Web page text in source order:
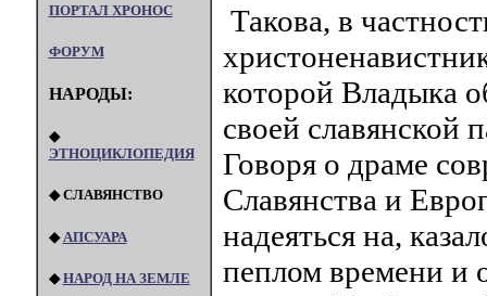
ПОРТАЛ XPOHOC
ФОРУМ
НАРОДЫ:
◆
ЭТНОЦИКЛОПЕДИЯ
◆ СЛАВЯНСТВО
◆ АПСУАРА
◆НАРОД НА ЗЕМЛЕ
Такова, в
которой Владыка
своей славянской
Говоря о драме
Славянства и
надеяться на,
пеплом времени и